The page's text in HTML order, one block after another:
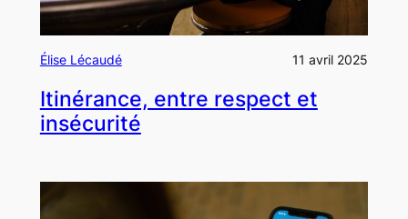
Élise Lécaudé 11 avril 2025
Itinérance, entre respect et
insécurité